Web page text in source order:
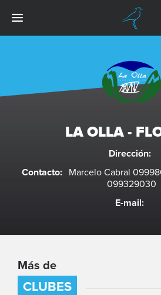
LA OLLA -
Dirección:
Contacto:
Marcelo Cabral
099329030
E-mail:
Más de
CLUBES